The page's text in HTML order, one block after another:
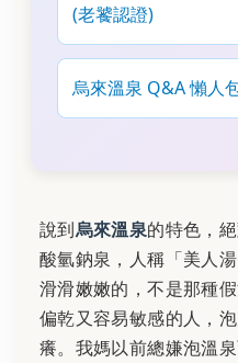
(老饕認證)
烏來溫泉 Q&A 懶人
說到烏來溫泉的特色，
酸氫鈉泉，人稱「美人
滑滑嫩嫩的，不是那種
偏乾又容易敏感的人，
癢。我媽以前總嫌泡溫